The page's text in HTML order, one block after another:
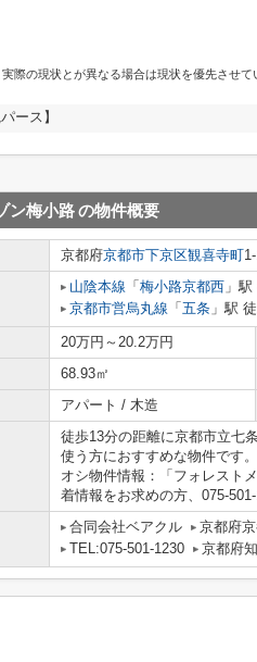
際の現状とが異なる場合は現状を優先させて
ース】
ン梅小路の物件概要
京都府京都市下京区観喜寺町
山陰本線 「 梅小路京都西 」
京都市営烏丸線 「 五条 」駅
20万円～20.2万円
68.93㎡
アパート / 木造
徒歩13分の距離に京都市立七
使う方におすすめな物件です
オシ物件情報：「フォレスト
着情報をお求めの方、075-
合同会社ベアクル
京都府
TEL:075-501-1230
京都府